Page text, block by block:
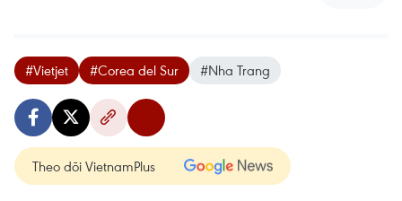
#Vietjet #Corea del Sur #Nha Trang
Theo dõi VietnamPlus